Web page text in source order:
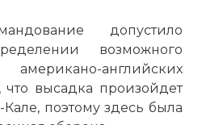
допустило
возможного
английских
что высадка произойдет
поэтому здесь была